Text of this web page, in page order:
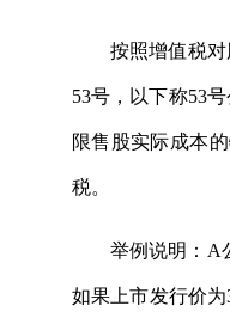
按照增值税
53号，以下称53
限售股实际成本
税。
举例说明：A
如果上市发行价